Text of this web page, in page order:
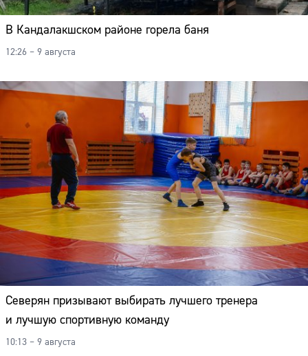
В Кандалакшском районе горела баня
12:26 – 9 августа
Северян призывают выбирать лучшего тренера
и лучшую спортивную команду
10:13 – 9 августа